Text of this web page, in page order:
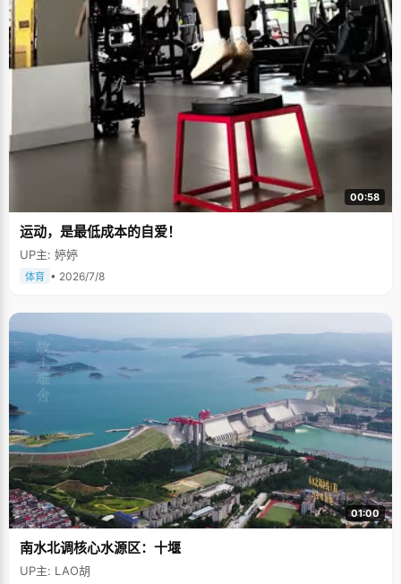
00:58
运动，是最低成本的自爱！
UP主: 婷婷
体育 • 2026/7/8
01:00
南水北调核心水源区：十堰
UP主: LAO胡